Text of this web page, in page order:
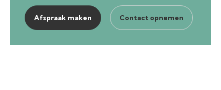
Afspraak maken Contact opnemen